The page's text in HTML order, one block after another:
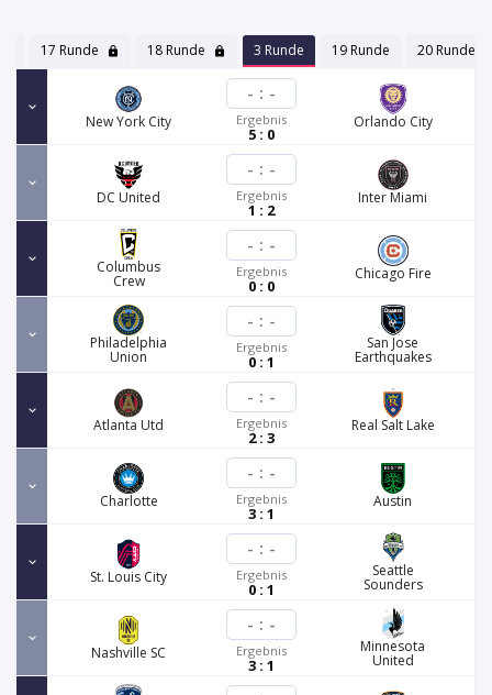
17 Runde 18 Runde 3 Runde 19 Runde 20 Runde
New York City
- : -
Ergebnis
5 : 0
Orlando City
DC United
- : -
Ergebnis
1 : 2
Inter Miami
Columbus
Crew
- : -
Ergebnis
0 : 0
Chicago Fire
Philadelphia
Union
- : -
Ergebnis
0 : 1
San Jose
Earthquakes
Atlanta Utd
- : -
Ergebnis
2 : 3
Real Salt Lake
Charlotte
- : -
Ergebnis
3 : 1
Austin
St. Louis City
- : -
Ergebnis
0 : 1
Seattle
Sounders
Nashville SC
- : -
Ergebnis
3 : 1
Minnesota
United